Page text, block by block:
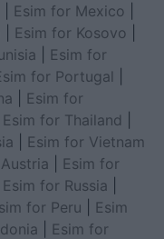
Esim for Mexico
Esim for Kosovo
Esim for
for Portugal
Esim for
Esim for Thailand
Esim for Vietnam
Esim for
Esim for Russia
for Peru
Esim
Esim for